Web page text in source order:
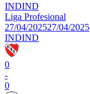
INDIND
Liga Profesional
27/04/202527/04/2025
INDIND
0
-
0